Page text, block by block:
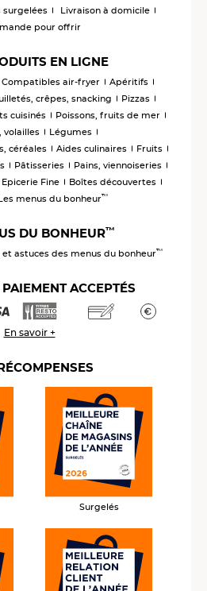
surgelées
Livraison à domicile
pour offrir
EN LIGNE
Compatibles air-fryer
Apéritifs
crêpes, snacking
Pizzas
cuisinés
Poissons, fruits de mer
volailles
Légumes
céréales
Aides culinaires
Fruits
Pâtisseries
Pains, viennoiseries
Epicerie Fine
Boîtes découvertes
menus du bonheur™
DU BONHEUR™
et astuces des menus du bonheur™
ACCEPTÉS
En savoir +
Surgelés